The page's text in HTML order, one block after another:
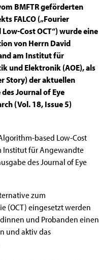
BMFTR geförderten
FALCO („Fourier
Cost OCT“) wurde eine
von Herrn David
am Institut für
und Elektronik (AOE), als
Story) der aktuellen
Journal of Eye
(Vol. 18, Issue 5)
based Low-Cost
Institut für Angewandte
des Journal of Eye
zum
(OCT) eingesetzt werden
und Probanden einen
und aktiv das